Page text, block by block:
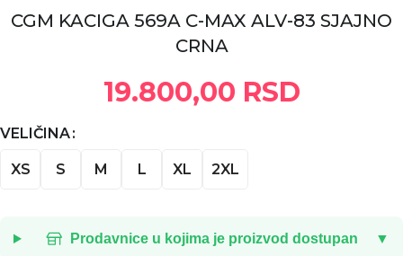
CGM KACIGA 569A C-MAX ALV-83 SJAJNO
CRNA
19.800,00 RSD
VELIČINA
XS S M L XL 2XL
Prodavnice u kojima je proizvod dostupan ▼